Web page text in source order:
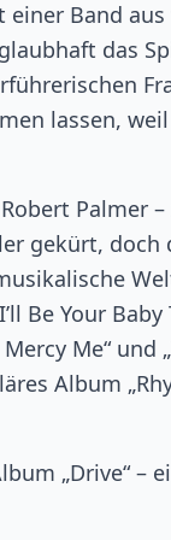
Band
das
lassen,
Palmer
gekürt,
Be Your
Me“ und
Album
„Drive“ –